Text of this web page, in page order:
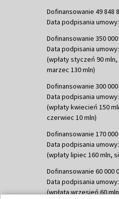
Dofinansowanie 49 848
Data podpisania umowy:
Dofinansowanie 350 000
Data podpisania umowy:
(wpłaty styczeń 90 mln,
marzec 130 mln)
Dofinansowanie 300 000
Data podpisania umowy:
(wpłaty kwiecień 150
czerwiec 10 mln)
Dofinansowanie 170 000
Data podpisania umowy:
(wpłaty lipiec 160 mln,
Dofinansowanie 60 000
Data podpisania umowy:
(wpłata wrzesień 60